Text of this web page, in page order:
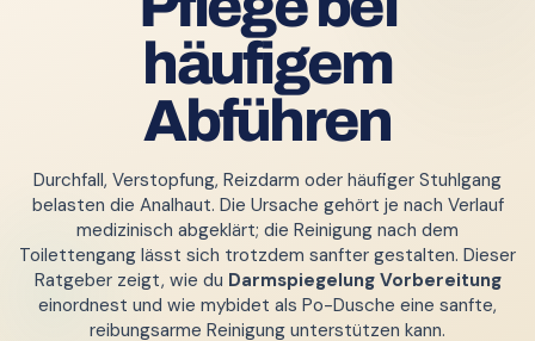
häufigem
Abführen
Durchfall, Verstopfung, Reizdarm oder häufiger Stuhlgang
belasten die Analhaut. Die Ursache gehört je nach Verlauf
medizinisch abgeklärt; die Reinigung nach dem
Toilettengang lässt sich trotzdem sanfter gestalten. Dieser
Ratgeber zeigt, wie du Darmspiegelung Vorbereitung
einordnest und wie mybidet als Po-Dusche eine sanfte,
reibungsarme Reinigung unterstützen kann.